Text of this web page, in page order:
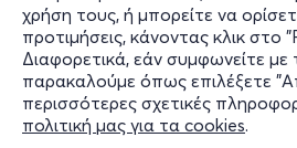
χρήση τους, ή μπορείτε να
προτιμήσεις, κάνοντας κλικ στο
Διαφορετικά, εάν συμφωνείτε
παρακαλούμε όπως επιλέξετε
περισσότερες σχετικές
πολιτική μας για τα cookies.